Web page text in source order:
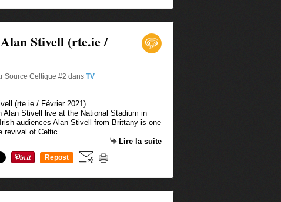
Stivell (rte.ie /
Source Celtique #2 dans TV
Alan Stivell live at the National Stadium in
audiences Alan Stivell from Brittany is one
revival of Celtic
Lire la suite
Repost